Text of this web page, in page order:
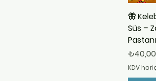
🦋
Süs –
Fiyat
₺40,00
KDV